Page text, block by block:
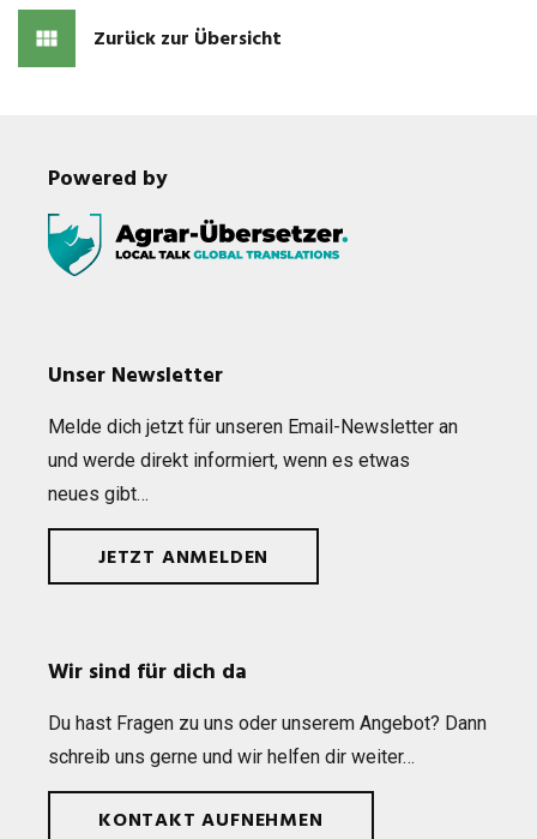
Zurück zur Übersicht
Powered by
Unser Newsletter
Melde dich jetzt für unse­ren Email-News­let­ter an
und werde direkt infor­miert, wenn es etwas
neues gibt…
JETZT ANMELDEN
Wir sind für dich da
Du hast Fra­gen zu uns oder unse­rem Ange­bot? Dann
schreib uns gerne und wir hel­fen dir weiter…
KONTAKT AUFNEHMEN